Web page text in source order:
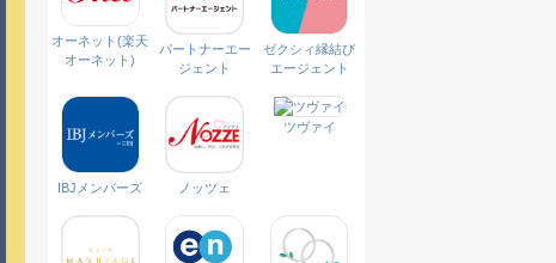
オーネット(楽天
オーネット)
パートナーエー
ジェント
ゼクシィ縁結び
エージェント
IBJメンバーズ ノッツェ
ツヴァイ